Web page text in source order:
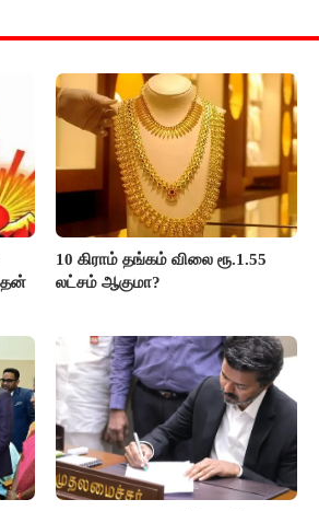
10 கிராம் தங்கம் விலை ரூ.1.55
லட்சம் ஆகுமா?